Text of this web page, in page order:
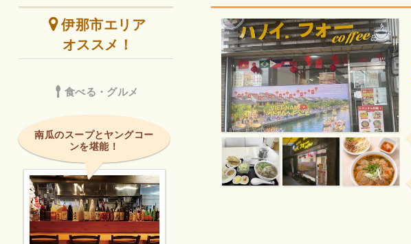
伊那市エリア
オススメ！
食べる・グルメ
南瓜のスープとヤングコー
ンを堪能！